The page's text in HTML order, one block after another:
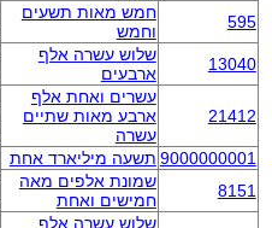
595
חמש מאות תשעים
וחמש
13040
שלוש עשרה אלף
ארבעים
21412
עשרים ואחת אלף
ארבע מאות שתיים
עשרה
9000000001 תשעה מיליארד אחת
8151
שמונת אלפים מאה
חמישים ואחת
שלוש עשרה אלף